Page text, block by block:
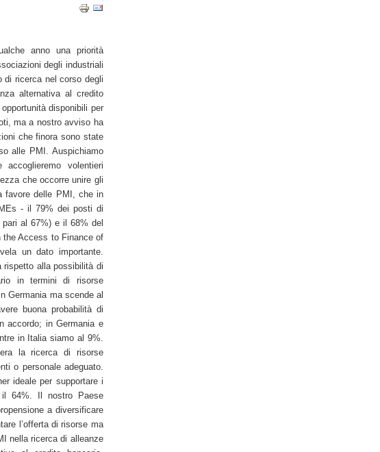
anno una priorità
degli industriali
di ricerca nel corso degli
alternativa al credito
disponibili per
ma a nostro avviso ha
che finora sono state
alle PMI. Auspichiamo
volentieri
che occorre unire gli
favore delle PMI, che in
- il 79% dei posti di
al 67%) e il 68% del
the Access to Finance of
un dato importante.
rispetto alla possibilità di
in termini di risorse
Germania ma scende al
buona probabilità di
accordo; in Germania e
in Italia siamo al 9%.
la ricerca di risorse
o personale adeguato.
ideale per supportare i
64%. Il nostro Paese
a diversificare
l’offerta di risorse ma
nella ricerca di alleanze